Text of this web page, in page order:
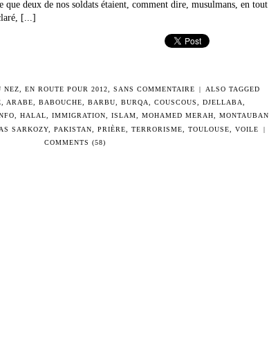
que deux de nos soldats étaient, comment dire, musulmans, en tout
[...]
NEZ EN ROUTE POUR 2012 SANS COMMENTAIRE |
ALSO TAGGED
ARABE BABOUCHE BARBU BURQA COUSCOUS DJELLABA
HALAL IMMIGRATION ISLAM MOHAMED MERAH MONTAUBAN
SARKOZY ,PAKISTAN ,PRIÈRE ,TERRORISME ,TOULOUSE ,VOILE
|
COMMENTS (58)